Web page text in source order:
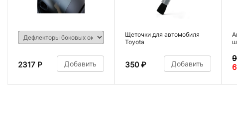
2317 Р Добавить
Щеточки для автомобиля
Toyota
350 ₽ Добавить